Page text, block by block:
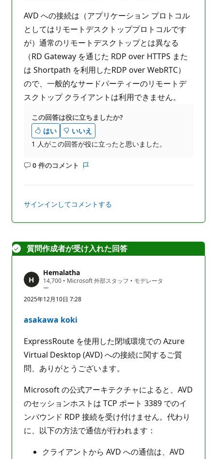
AVD への接続は（アプリケーション プロトコル
としてはリモートデスクトッププロトコルです
が）通常のリモートデスクトップとは異なる
（RD Gateway を通じた RDP over HTTPS また
は Shortpath を利用したRDP over WebRTC）
ので、一般的なサードパーティーのリモートデ
スクトップ クライアントは利用できません。
この回答は役に立ちましたか?
はい
いいえ
1 人がこの回答が役に立ったと思いました。
0 件のコメント
コ
ト
あ
ま
せ
ト
サインインしてコメントする
質問作成者が受け入れた回答
Hemalatha
14,700 評
の
ポ
ン
ト
• Microsoft 外部スタッフ • モデレータ
ー
2025年12月10日 7:28
asakawa koki
ExpressRoute を使用した閉域環境での Azure
Virtual Desktop (AVD) への接続に関するご質
問、ありがとうございます。
Microsoft の公式アーキテクチャによると、AVD
のセッションホストは TCP ポート 3389 でのイ
ンバウンド RDP 接続を受け付けません。代わり
に、以下の方法で通信が行われます：
クライアントから AVD への通信は、AVD